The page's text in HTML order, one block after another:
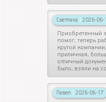
Светлана | 2026-06-
Приобретенный
помог, теперь
крутой
приличная,
отличный
было, взяли на
Павел | 2026-06-17